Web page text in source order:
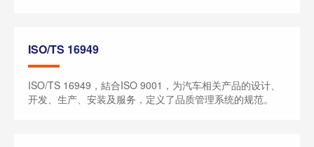
ISO/TS 16949
ISO/TS 16949，結合ISO 9001，为汽车相关产品的设计、
开发、生产、安装及服务，定义了品质管理系统的规范。